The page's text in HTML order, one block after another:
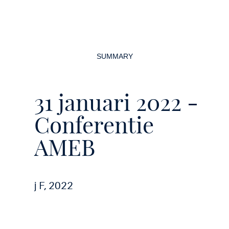
31 januari 2022 -
Conferentie
AMEB
j F, 2022
SUMMARY